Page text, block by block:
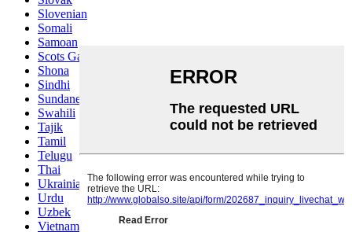
Slovenian
Somali
Samoan
Scots Gaelic
Shona
Sindhi
Sundanese
Swahili
Tajik
Tamil
Telugu
Thai
Ukrainian
Urdu
Uzbek
Vietnamese